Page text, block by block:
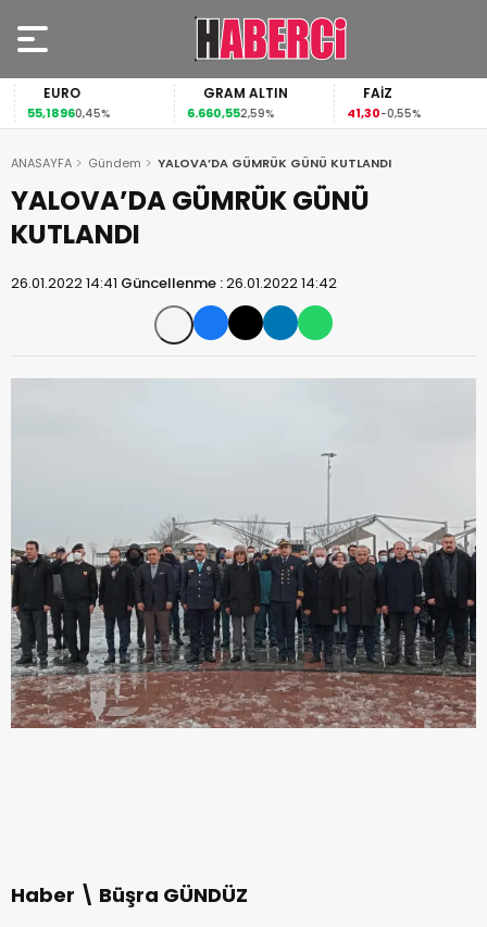
EURO
55,18960,45%
GRAM ALTIN
6.660,552,59%
FAİZ
41,30-0,55%
ANASAYFA Gündem YALOVA’DA GÜMRÜK GÜNÜ KUTLANDI
YALOVA’DA GÜMRÜK GÜNÜ
KUTLANDI
26.01.2022 14:41 Güncellenme :26.01.2022 14:42
Haber \ Büşra GÜNDÜZ